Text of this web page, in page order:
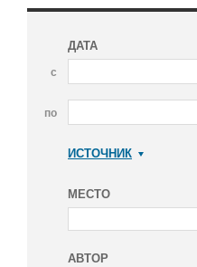
ДАТА
с
по
ИСТОЧНИК
МЕСТО
АВТОР